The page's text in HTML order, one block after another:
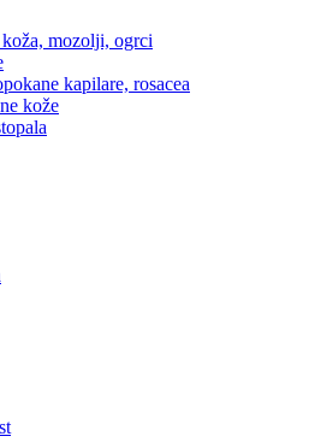
koža, mozolji, ogrci
kapilare, rosacea
kože